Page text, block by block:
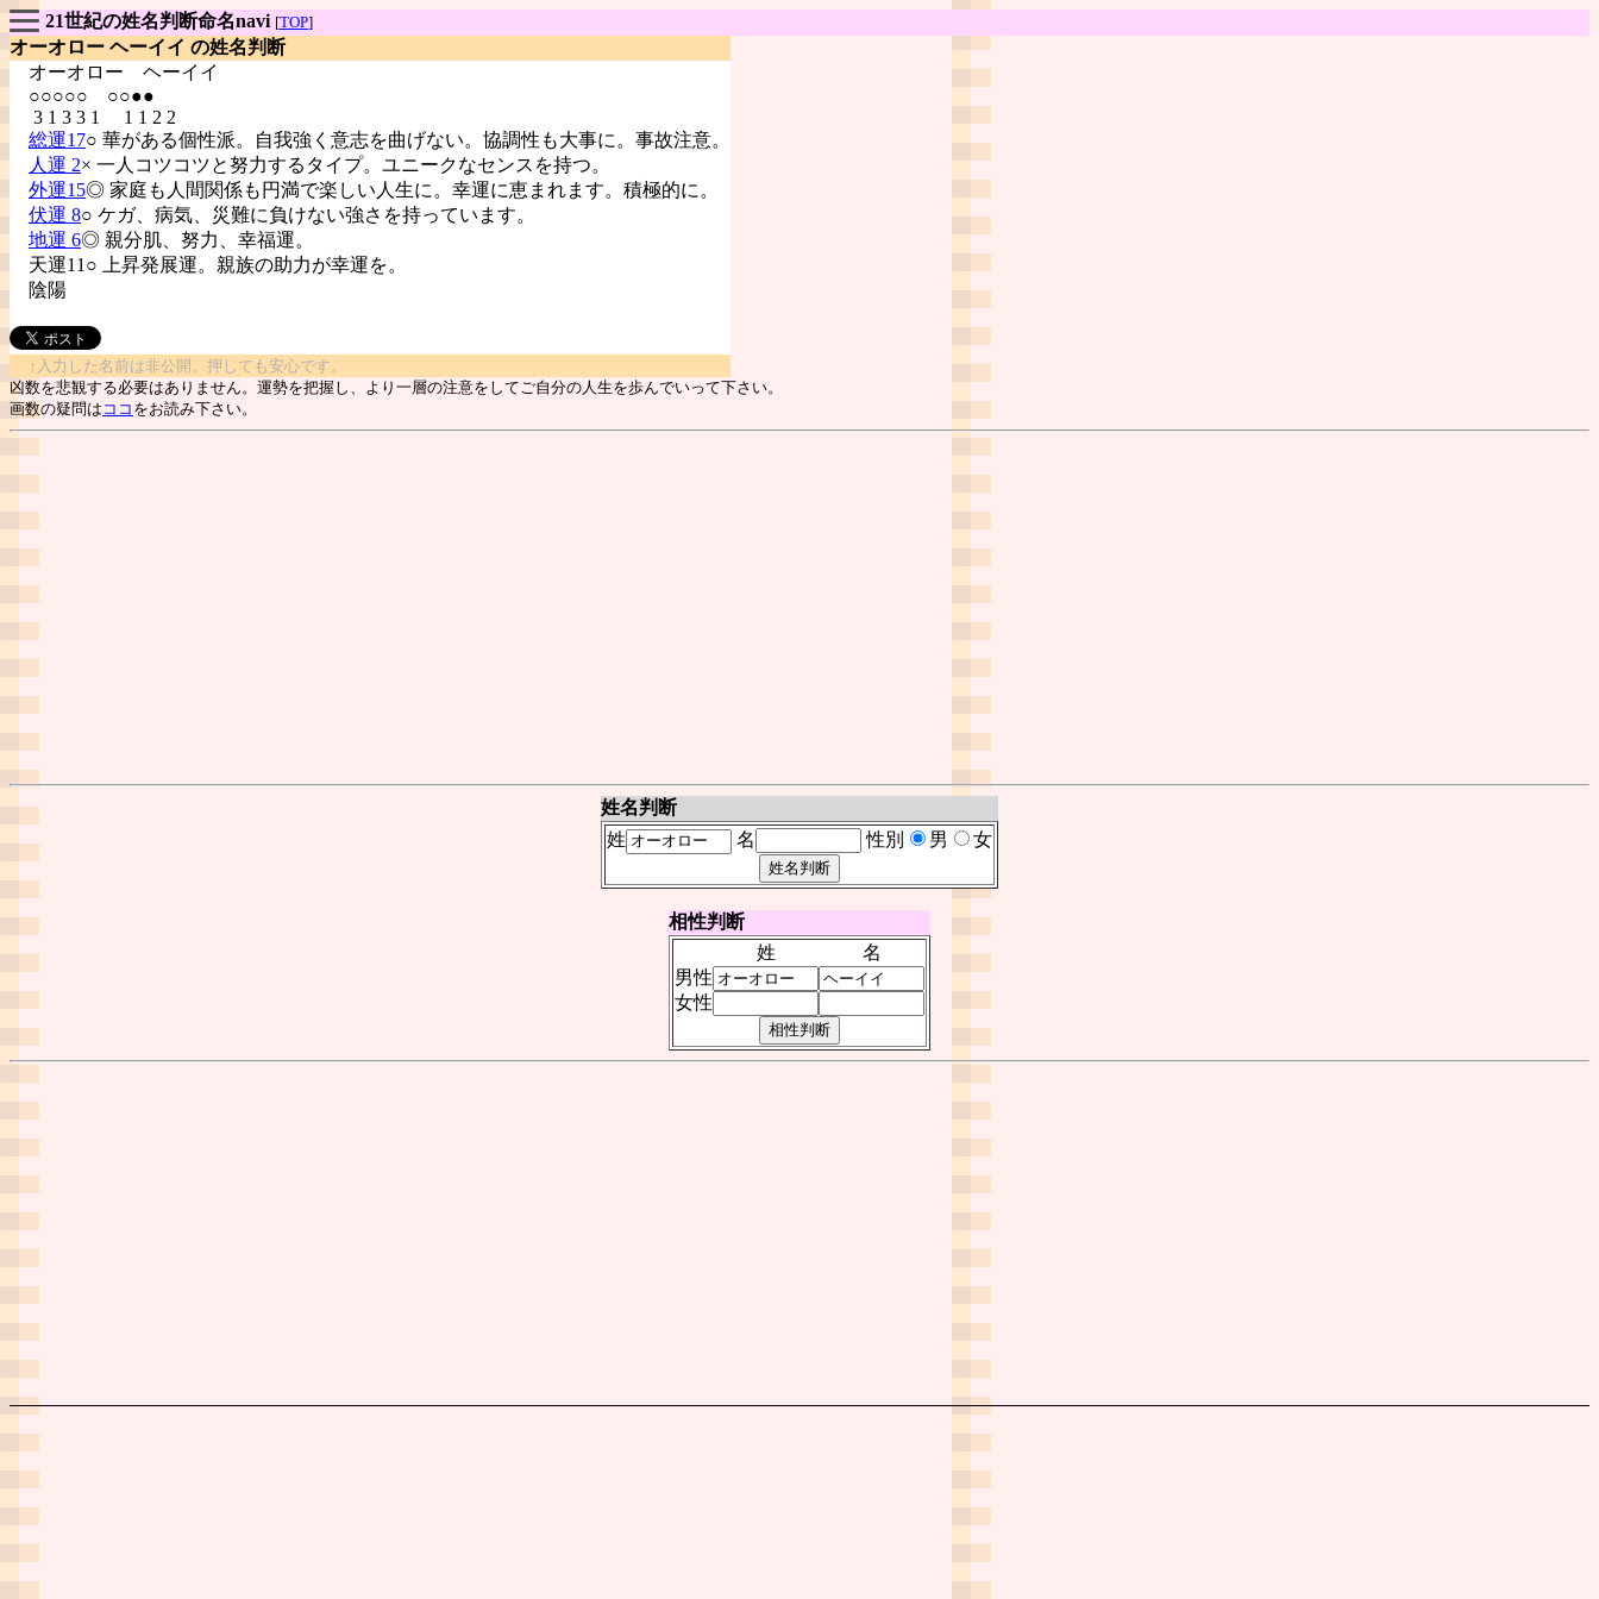
21世紀の姓名判断命名navi [TOP]
オーオロー ヘーイイ の姓名判断
オーオロー ヘーイイ
○○○○○ ○○●●
3 1 3 3 1 1 1 2 2
総運17○ 華がある個性派。自我強く意志を曲げない。協調性も大事に。事故注意。
人運 2× 一人コツコツと努力するタイプ。ユニークなセンスを持つ。
外運15◎ 家庭も人間関係も円満で楽しい人生に。幸運に恵まれます。積極的に。
伏運 8○ ケガ、病気、災難に負けない強さを持っています。
地運 6◎ 親分肌、努力、幸福運。
天運11○ 上昇発展運。親族の助力が幸運を。
陰陽
↑入力した名前は非公開。押しても安心です。
凶数を悲観する必要はありません。運勢を把握し、より一層の注意をしてご自分の人生を歩んでいって下さい。
画数の疑問は ココ をお読み下さい。
姓名判断
姓
名 性別 男 女
相性判断
姓
名
男性
女性